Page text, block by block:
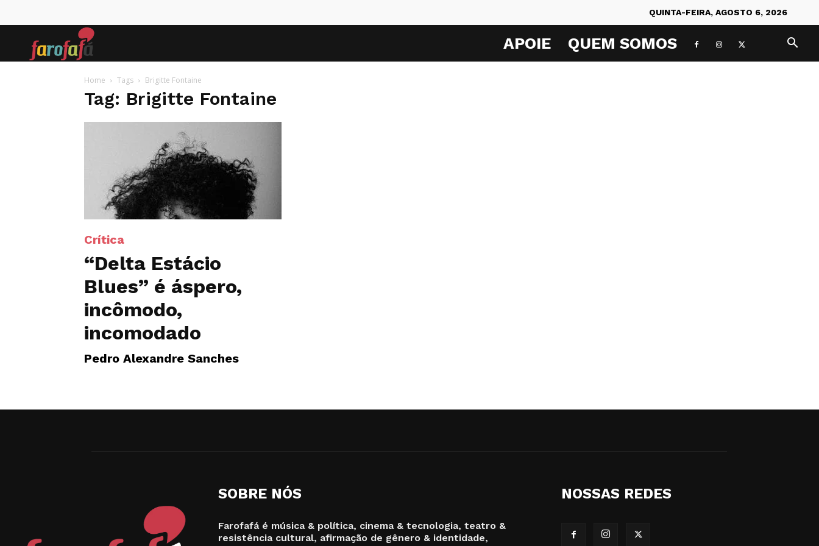
QUINTA-FEIRA, AGOSTO 6, 2026
APOIE QUEM SOMOS
Home Tags Brigitte Fontaine
Tag: Brigitte Fontaine
Crítica
“Delta Estácio
Blues” é áspero,
incômodo,
incomodado
Pedro Alexandre Sanches
SOBRE NÓS
Farofafá é música & política, cinema & tecnologia, teatro &
resistência cultural, afirmação de gênero & identidade,
NOSSAS REDES